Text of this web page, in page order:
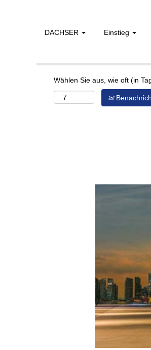
DACHSER Einstieg
Mehr Optionen anzeigen
Wählen Sie aus, wie oft (in